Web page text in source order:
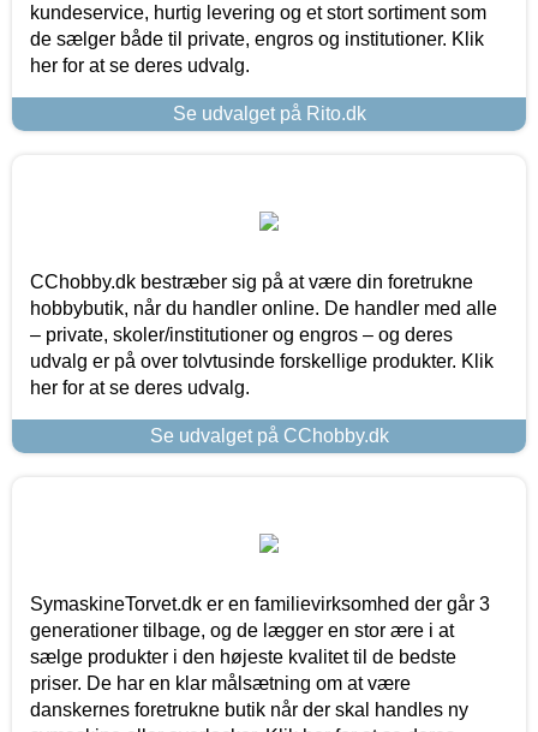
kundeservice, hurtig levering og et stort sortiment som
de sælger både til private, engros og institutioner. Klik
her for at se deres udvalg.
Se udvalget på Rito.dk
CChobby.dk bestræber sig på at være din foretrukne
hobbybutik, når du handler online. De handler med alle
– private, skoler/institutioner og engros – og deres
udvalg er på over tolvtusinde forskellige produkter. Klik
her for at se deres udvalg.
Se udvalget på CChobby.dk
SymaskineTorvet.dk er en familievirksomhed der går 3
generationer tilbage, og de lægger en stor ære i at
sælge produkter i den højeste kvalitet til de bedste
priser. De har en klar målsætning om at være
danskernes foretrukne butik når der skal handles ny